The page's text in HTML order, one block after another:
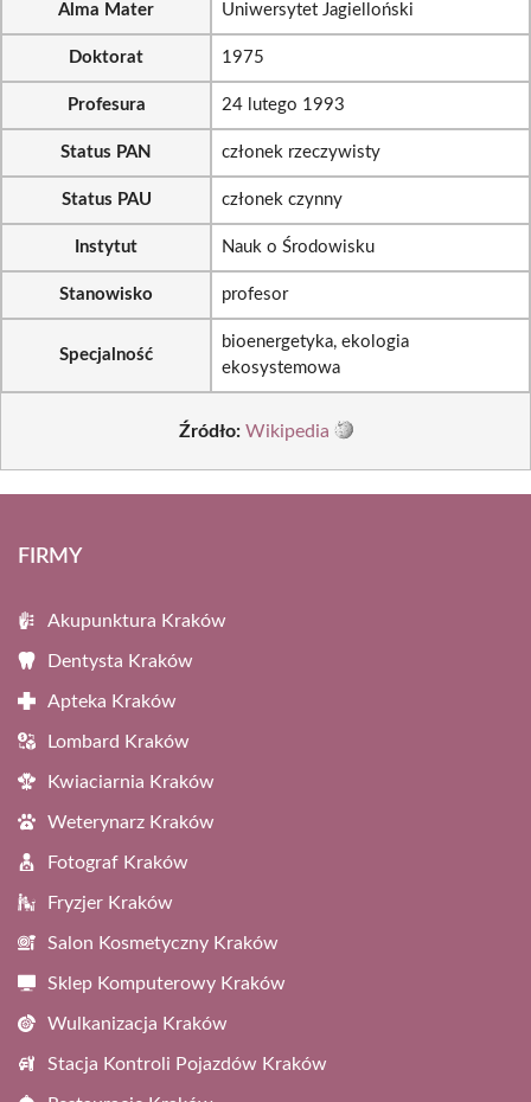
Alma Mater Uniwersytet Jagielloński
Doktorat 1975
Profesura 24 lutego 1993
Status PAN członek rzeczywisty
Status PAU członek czynny
Instytut Nauk o Środowisku
Stanowisko profesor
Specjalność
bioenergetyka, ekologia
ekosystemowa
Źródło: Wikipedia
FIRMY
Akupunktura Kraków
Dentysta Kraków
Apteka Kraków
Lombard Kraków
Kwiaciarnia Kraków
Weterynarz Kraków
Fotograf Kraków
Fryzjer Kraków
Salon Kosmetyczny Kraków
Sklep Komputerowy Kraków
Wulkanizacja Kraków
Stacja Kontroli Pojazdów Kraków